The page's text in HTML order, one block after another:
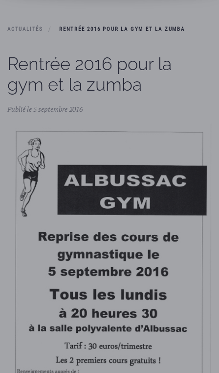
ACTUALITÉS RENTRÉE 2016 POUR LA GYM ET LA ZUMBA
Rentrée 2016 pour la
gym et la zumba
Publié le 5 septembre 2016